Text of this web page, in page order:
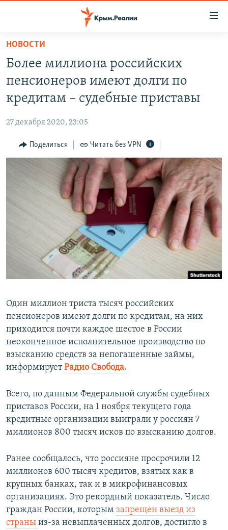
Вернуться
основному
содержанию
главной
навигации
Вернутся
11 ЛЕТ ОККУПАЦИИ КРЫМА. 11 ИСТОРИЙ СОПРОТИВЛЕНИЯ
ЕЩЕ
ИНТЕРАКТИВ
ТЕЛЕПРОЕКТ КРЫМ.РЕАЛИИ
СОВЕТЫ ПРАВОЗАЩИТНИКОВ
ПОБЕДИТЕЛЕЙ НЕ СУДЯТ?
КРЫМ.НЕПОКОРЕННЫЙ
РАДІО СВОБОДА
КАК ОБОЙТИ БЛОКИРОВКУ
Українською
Qırımtatar
ПРИСОЕДИНЯЙТЕСЬ!
Все сайты RFE/RL
НОВОСТИ
Более миллиона российских
пенсионеров имеют долги по
кредитам – судебные приставы
27 декабря 2020, 23:05
Поделиться Читать без VPN
Один миллион триста тысяч российских
пенсионеров имеют долги по кредитам, на них
приходится почти каждое шестое в России
неоконченное исполнительное производство по
взысканию средств за непогашенные займы,
информируетРадио Свобода.
Всего, по данным Федеральной службы судебных
приставов России, на 1 ноября текущего года
кредитные организации выиграли у россиян 7
миллионов 800 тысяч исков по взысканию долгов.
Ранее сообщалось, что россияне просрочили 12
миллионов 600 тысяч кредитов, взятых как в
крупных банках, так и в микрофинансовых
организациях. Это рекордный показатель. Число
граждан России, которым запрещен выезд из
страны из-за невыплаченных долгов, достигло в